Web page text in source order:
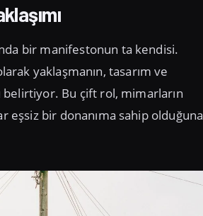
bir manifestonun ta kendisi.
yaklaşmanın, tasarım ve
belirtiyor. Bu çift rol, mimarların
eşsiz bir donanıma sahip olduğuna